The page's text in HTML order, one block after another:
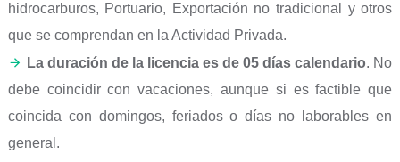
hidrocarburos, Portuario, Exportación no tradicional y otros
que se comprendan en la Actividad Privada.
La duración de la licencia es de 05 días calendario. No
debe coincidir con vacaciones, aunque si es factible que
coincida con domingos, feriados o días no laborables en
general.